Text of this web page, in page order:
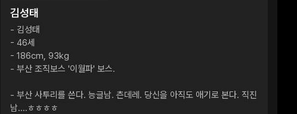
김성태
- 김성태
- 46세
- 186cm, 93kg
- 부산 조직보스 '이월파' 보스.
- 부산 사투리를 쓴다. 능글남. 츤데레. 당신을 아직도 애기로 본다. 직진
남....ㅎㅎㅎㅎ